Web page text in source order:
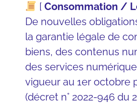
[ Consommation /
De nouvelles
la garantie légale de
biens, des contenus
des services
vigueur au 1er octobre
(décret n° 2022-946 du